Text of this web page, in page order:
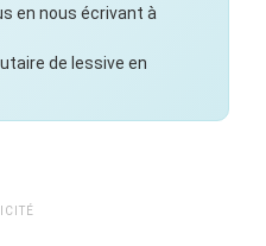
en nous écrivant à
de lessive en